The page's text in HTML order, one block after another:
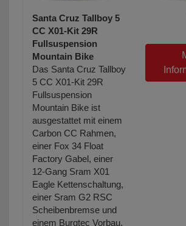
Santa Cruz Tallboy 5
CC X01-Kit 29R
Fullsuspension
Mountain Bike
Das Santa Cruz Tallboy
5 CC X01-Kit 29R
Fullsuspension
Mountain Bike ist
ausgestattet mit einem
Carbon CC Rahmen,
einer Fox 34 Float
Factory Gabel, einer
12-Gang Sram X01
Eagle Kettenschaltung,
einer Sram G2 RSC
Scheibenbremse und
einem Burgtec Vorbau.